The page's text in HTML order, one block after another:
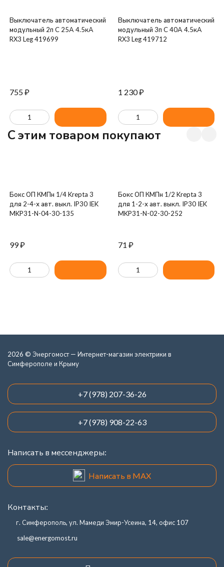
Выключатель автоматический
модульный 2п C 25А 4.5кА
RX3 Leg 419699
755₽
Выключатель автоматический
модульный 3п C 40А 4.5кА
RX3 Leg 419712
1 230₽
C этим товаром покупают
Бокс ОП КМПн 1/4 Krepta 3
для 2-4-х авт. выкл. IP30 IEK
MKP31-N-04-30-135
99₽
Бокс ОП КМПн 1/2 Krepta 3
для 1-2-х авт. выкл. IP30 IEK
MKP31-N-02-30-252
71 ₽
2026 © Энергомост — Интернет-магазин электрики в
Симферополе и Крыму
+7 (978) 207-36-26
+7 (978) 908-22-63
Написать в мессенджеры:
Написать в MAX
Контакты:
г. Симферополь, ул. Мамеди Эмир-Усеина, 14, офис 107
sale@energomost.ru